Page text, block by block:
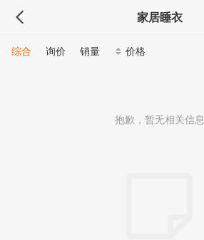
家居睡衣
综合 询价 销量 价格
抱歉，暂无相关信息